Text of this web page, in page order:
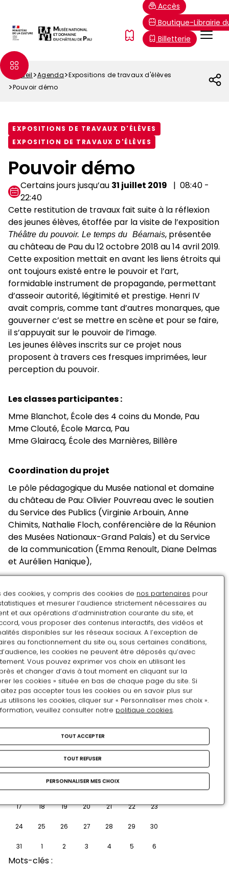
contenu
principal
Menu
FR
Accès
Boutique-Librairie
Billetterie
Fil
Accueil Agenda
Expositions de travaux d'élèves
Pouvoir démo
EXPOSITIONS DE TRAVAUX D'ÉLÈVES
EXPOSITION DE TRAVAUX D'ÉLÈVES
Pouvoir démo
Certains jours jusqu’au 31 juillet 2019
08:40 -
22:40
Cette restitution de travaux fait suite à la réflexion
des jeunes élèves, étoffée par la visite de l’exposition
Théâtre du pouvoir. Le temps du Béarnais, présentée
au château de Pau du 12 octobre 2018 au 14 avril 2019.
Cette exposition mettait en avant les liens étroits qui
ont toujours existé entre le pouvoir et l’art,
formidable instrument de propagande, permettant
d’asseoir autorité, légitimité et prestige. Henri IV
avait compris, comme tant d’autres monarques, que
gouverner c’est se mettre en scène et pour se faire,
il s’appuyait sur le pouvoir de l’image.
Les jeunes élèves inscrits sur ce projet nous
proposent à travers ces fresques imprimées, leur
perception du pouvoir.
Les classes participantes :
Mme Blanchot, École des 4 coins du Monde, Pau
Mme Clouté, École Marca, Pau
Mme Glairacq, École des Marnières, Billère
Coordination du projet
Le pôle pédagogique du Musée national et domaine
du château de Pau: Olivier Pouvreau avec le soutien
du Service des Publics (Virginie Arbouin, Anne
Chimits, Nathalie Floch, conférencière de la Réunion
des Musées Nationaux-Grand Palais) et du Service
de la communication (Emma Renoult, Diane Delmas
et Aurélien Hanique),
et avec la collaboration monsieur Christian David,
conseiller pédagogique en Arts Plastiques DSDEN.
Tarifs
Accès libre et gratuit à la cour d'honneur aux heures
d’ouverture du domaine : 8h – 19h30 (sauf 21 et 22 juin
pour cause de Fête de la musique et de concert)
Renseignements : 05 59 82 38 02
Août
LU MA ME JE VE SA DI
27 28 29 30 31 1 2
3 4 5 6 7 8 9
17 18 19 20 21 22 23
24 25 26 27 28 29 30
31 1 2 3 4 5 6
Mots-clés :
des cookies, y compris des cookies de nos partenaires pour
et mesurer l’audience strictement nécessaires au
et aux opérations d’administration courante du site, et
vous proposer des contenus interactifs, des vidéos et
disponibles sur les réseaux sociaux. A l’exception de
au fonctionnement du site ou, sous certaines conditions,
les cookies ne peuvent être déposés qu’avec
Vous pouvez exprimer vos choix en utilisant les
et changer d’avis à tout moment en cliquant sur la
les cookies » située en bas de chaque page du site. Si
pas accepter tous les cookies ou en savoir plus sur
utilisons les cookies, cliquer sur « Personnaliser mes choix ».
veuillez consulter notre politique cookies.
TOUT ACCEPTER
TOUT REFUSER
PERSONNALISER MES CHOIX